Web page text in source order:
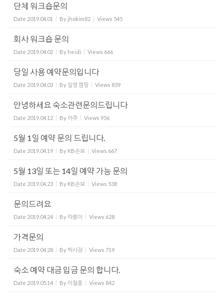
단체 워크숍문의
Date 2019.04.01 By jhokim82 Views 545
회사 워크숍 문의
Date 2019.04.02 By heidi Views 666
당일 사용 예약문의입니다
Date 2019.04.03 By 일영 캠핑 Views 839
안녕하세요 숙소관련문의드립니다
Date 2019.04.12 By 아쿠 Views 956
5월 1일 예약 문의 드립니다.
Date 2019.04.19 By KB손보 Views 667
5월 13일 또는 14일 예약 가능 문의
Date 2019.04.23 By KB손보 Views 538
문의드려요
Date 2019.04.24 By 따봉이 Views 628
가격문의
Date 2019.04.28 By 박사장 Views 719
숙소 예약 대금 입금 문의 합니다.
Date 2019.05.14 By 이철훈 Views 842